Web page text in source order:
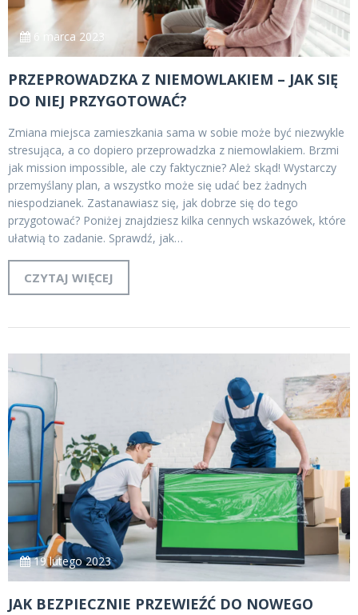
6 marca 2023
PRZEPROWADZKA Z NIEMOWLAKIEM – JAK SIĘ
DO NIEJ PRZYGOTOWAĆ?
Zmiana miejsca zamieszkania sama w sobie może być niezwykle
stresująca, a co dopiero przeprowadzka z niemowlakiem. Brzmi
jak mission impossible, ale czy faktycznie? Ależ skąd! Wystarczy
przemyślany plan, a wszystko może się udać bez żadnych
niespodzianek. Zastanawiasz się, jak dobrze się do tego
przygotować? Poniżej znajdziesz kilka cennych wskazówek, które
ułatwią to zadanie. Sprawdź, jak…
CZYTAJ WIĘCEJ
19 lutego 2023
JAK BEZPIECZNIE PRZEWIEŹĆ DO NOWEGO